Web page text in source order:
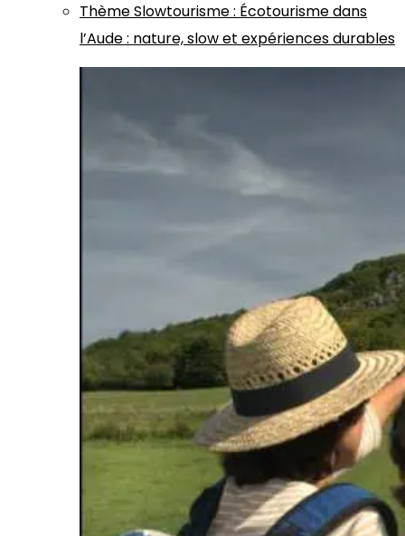
ThèmeSlowtourisme: Écotourisme dans
l’Aude : nature, slow et expériences durables